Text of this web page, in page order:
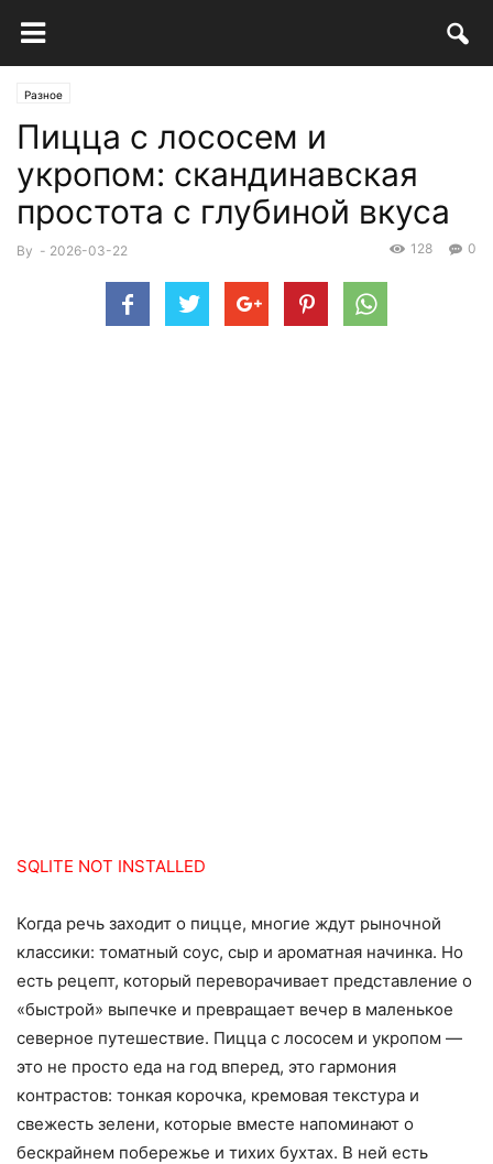
Разное
Пицца с лососем и
укропом: скандинавская
простота с глубиной вкуса
By - 2026-03-22 0
128
SQLITE NOT INSTALLED
Когда речь заходит о пицце, многие ждут рыночной
классики: томатный соус, сыр и ароматная начинка. Но
есть рецепт, который переворачивает представление о
«быстрой» выпечке и превращает вечер в маленькое
северное путешествие. Пицца с лососем и укропом —
это не просто еда на год вперед, это гармония
контрастов: тонкая корочка, кремовая текстура и
свежесть зелени, которые вместе напоминают о
бескрайнем побережье и тихих бухтах. В ней есть